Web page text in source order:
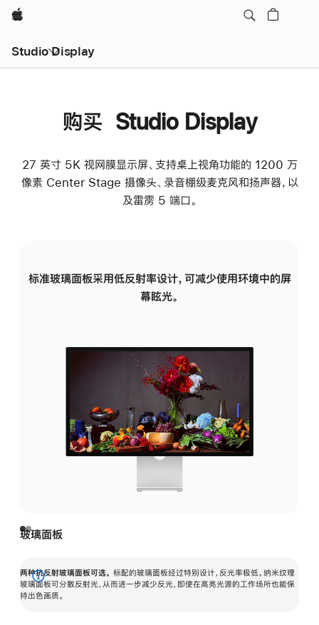
Apple
Studio Display
购买 Studio Display
27 英寸 5K 视网膜显示屏、支持桌上视角功能的 1200 万
像素 Center Stage 摄像头、录音棚级麦克风和扬声器，以
及雷雳 5 端口。
标准玻璃面板采用低反射率设计，可减少使用环境中的屏
幕眩光。
玻璃面板
两种抗反射玻璃面板可选。 标配的玻璃面板经过特别设计，反光率极低。纳米纹理
玻璃面板可分散反射光，从而进一步减少反光，即使在高亮光源的工作场所也能保
持出色画质。
展
开